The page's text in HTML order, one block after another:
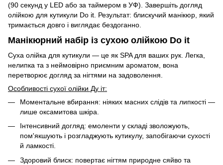
(90 секунд у LED або за таймером в УФ). Завершіть догляд
олійкою для кутикули Do it. Результат: блискучий манікюр, який
тримається довго і виглядає бездоганно.
Манікюрний набір із сухою олійкою Do it
Суха олійка для кутикули — це як SPA для ваших рук. Легка,
нелипка та з неймовірно приємним ароматом, вона
перетворює догляд за нігтями на задоволення.
Особливості сухої олійки Ду іт:
Моментальне вбирання: ніяких масних слідів та липкості —
лише оксамитова шкіра.
Інтенсивний догляд: емоленти у складі зволожують,
пом'якшують і розгладжують кутикулу, запобігаючи сухості
й ламкості.
Здоровий блиск: повертає нігтям природне сяйво та